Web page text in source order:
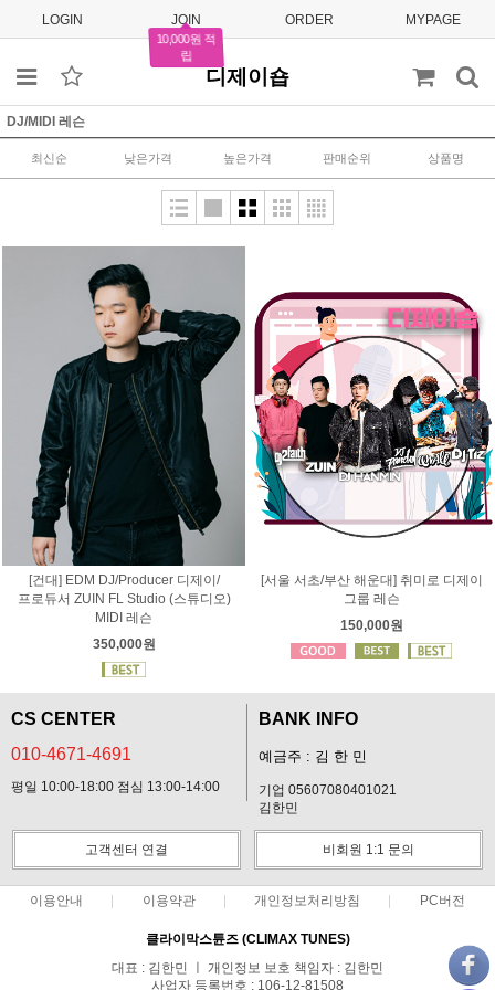
LOGIN JOIN
10,000원 적
립
ORDER MYPAGE
디제이숍
DJ/MIDI 레슨
최신순 낮은가격 높은가격 판매순위 상품명
[건대] EDM DJ/Producer 디제이/
프로듀서 ZUIN FL Studio (스튜디오)
MIDI 레슨
350,000원
[서울 서초/부산 해운대] 취미로 디제이
그룹 레슨
150,000원
CS CENTER
010-4671-4691
평일 10:00-18:00 점심 13:00-14:00
BANK INFO
예금주 : 김 한 민
기업 05607080401021
김한민
고객센터 연결 비회원 1:1 문의
이용안내 이용약관 개인정보처리방침 PC버전
클라이막스튠즈 (CLIMAX TUNES)
대표 : 김한민 ㅣ 개인정보 보호 책임자 : 김한민
사업자 등록번호 : 106-12-81508